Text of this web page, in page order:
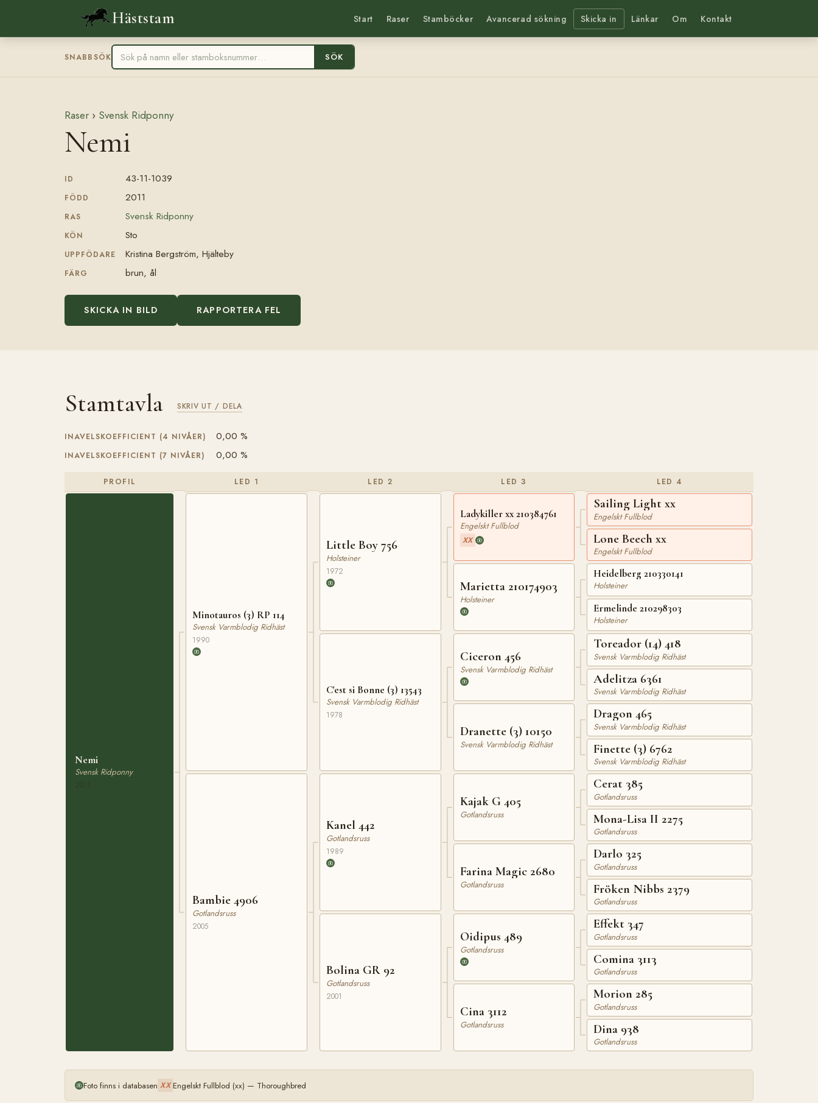
Häststam Start Raser Stamböcker Avancerad sökning Skicka in Länkar Om Kontakt
SNABBSÖK SÖK
Raser › Svensk Ridponny
Nemi
ID 43-11-1039
FÖDD 2011
RAS Svensk Ridponny
KÖN Sto
UPPFÖDARE Kristina Bergström, Hjälteby
FÄRG brun, ål
SKICKA IN BILD RAPPORTERA FEL
Stamtavla SKRIV UT / DELA
INAVELSKOEFFICIENT (4 NIVÅER) 0,00 %
INAVELSKOEFFICIENT (7 NIVÅER) 0,00 %
PROFIL
Nemi
Svensk Ridponny
LED 1
Minotauros (3) RP 114
Svensk Varmblodig Ridhäst
1990
Bambie 4906
Gotlandsruss
2005
LED 2
Little Boy 756
Holsteiner
1972
C'est si Bonne (3) 13543
Svensk Varmblodig Ridhäst
1978
Kanel 442
Gotlandsruss
1989
Bolina GR 92
Gotlandsruss
2001
LED 3
Ladykiller xx 210384761
Engelskt Fullblod
XX
Marietta 210174903
Holsteiner
Ciceron 456
Svensk Varmblodig Ridhäst
Dranette (3) 10150
Svensk Varmblodig Ridhäst
Kajak G 405
Gotlandsruss
Farina Magic 2680
Gotlandsruss
Oidipus 489
Gotlandsruss
Cina 3112
Gotlandsruss
LED 4
Sailing Light xx
Engelskt Fullblod
Lone Beech xx
Engelskt Fullblod
Heidelberg 210330141
Holsteiner
Ermelinde 210298303
Holsteiner
Toreador (14) 418
Svensk Varmblodig Ridhäst
Adelitza 6361
Svensk Varmblodig Ridhäst
Dragon 465
Svensk Varmblodig Ridhäst
Finette (3) 6762
Svensk Varmblodig Ridhäst
Cerat 385
Gotlandsruss
Mona-Lisa II 2275
Gotlandsruss
Darlo 325
Gotlandsruss
Fröken Nibbs 2379
Gotlandsruss
Effekt 347
Gotlandsruss
Comina 3113
Gotlandsruss
Morion 285
Gotlandsruss
Dina 938
Gotlandsruss
Foto finns i databasen XX Engelskt Fullblod (xx) — Thoroughbred